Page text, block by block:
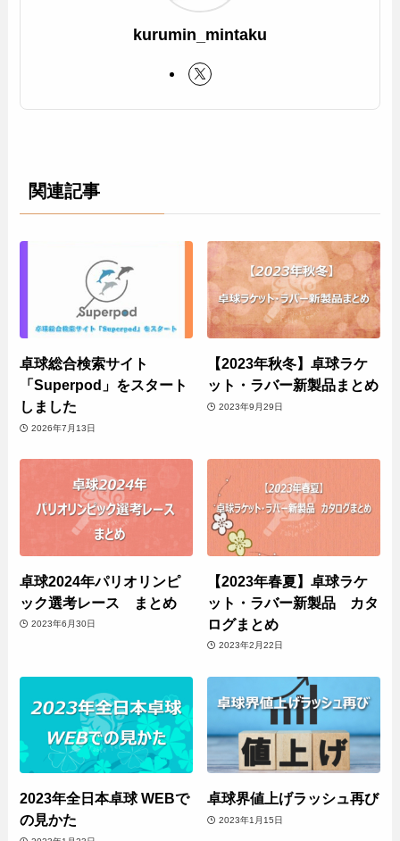
kurumin_mintaku
関連記事
卓球総合検索サイト
「Superpod」をスタート
しました
2026年7月13日
【2023年秋冬】卓球ラケ
ット・ラバー新製品まとめ
2023年9月29日
卓球2024年パリオリンピ
ック選考レース まとめ
2023年6月30日
【2023年春夏】卓球ラケ
ット・ラバー新製品 カタ
ログまとめ
2023年2月22日
2023年全日本卓球 WEBで
の見かた
卓球界値上げラッシュ再び
2023年1月15日